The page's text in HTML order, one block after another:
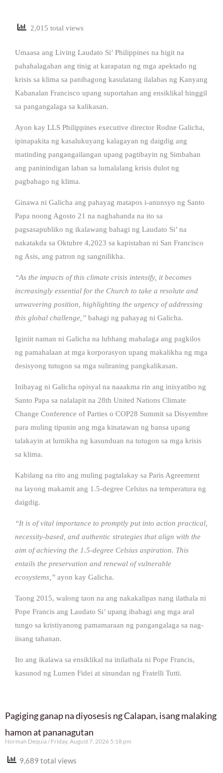
2,015 total views
Umaasa ang Living Laudato Si’ Philippines na higit na
pahahalagahan ang tinig at karapatan ng mga apektado ng
krisis sa klima sa panibagong kasulatang ilalabas ng Kanyang
Kabanalan Francisco upang suportahan ang ensiklikal hinggil
sa pangangalaga sa kalikasan.
Ayon kay LLS Philippines executive director Rodne Galicha,
ipinapakita ng kasalukuyang kalagayan ng daigdig ang
matinding pangangailangan upang pagtibayin ng Simbahan
ang paninindigan laban sa lumalalang krisis dulot ng
pagbabago ng klima.
Ginawa ni Galicha ang pahayag matapos i-anunsyo ng Santo
Papa noong Agosto 21 na naghahanda na ito sa
pagsasapubliko ng ikalawang bahagi ng Laudato Si’ na
nakatakda sa Oktubre 4,2023 sa kapistahan ni San Francisco
ng Asis, ang patron ng sangnilikha.
“As the impacts of this climate crisis intensify, it becomes
increasingly essential for the Church to take a resolute and
unwavering position, highlighting the urgency of addressing
this global challenge,” bahagi ng pahayag ni Galicha.
Iginiit naman ni Galicha na lubhang mahalaga ang pagkilos
ng pamahalaan at mga korporasyon upang makalikha ng mga
desisyong tutugon sa mga suliraning pangkalikasan.
Inihayag ni Galicha opisyal na naaakma rin ang inisyatibo ng
Santo Papa sa nalalapit na 28th United Nations Climate
Change Conference of Parties o COP28 Summit sa Disyembre
para muling tipunin ang mga kinatawan ng bansa upang
talakayin at lumikha ng kasunduan na tutugon sa mga krisis
sa klima.
Kabilang na rito ang muling pagtalakay sa Paris Agreement
na layong makamit ang 1.5-degree Celsius na temperatura ng
daigdig.
“It is of vital importance to promptly put into action practical,
necessity-based, and authentic strategies that align with the
aim of achieving the 1.5-degree Celsius aspiration. This
entails the preservation and renewal of vulnerable
ecosystems,” ayon kay Galicha.
Taong 2015, walong taon na ang nakakalipas nang ilathala ni
Pope Francis ang Laudato Si’ upang ibahagi ang mga aral
tungo sa kristiyanong pamamaraan ng pangangalaga sa nag-
iisang tahanan.
Ito ang ikalawa sa ensiklikal na inilathala ni Pope Francis,
kasunod ng Lumen Fidei at sinundan ng Fratelli Tutti.
Pagiging ganap na diyosesis ng Calapan, isang malaking
hamon at pananagutan
Norman Dequia Friday, August 7, 2026 5:18 pm
9,689 total views